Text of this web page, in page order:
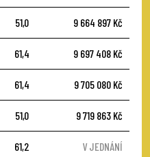
51,0 9 664 897 Kč
61,4 9 697 408 Kč
61,4 9 705 080 Kč
51,0 9 719 863 Kč
61,2 V JEDNÁNÍ